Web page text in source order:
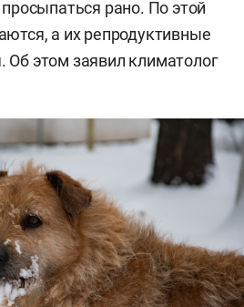
рано. По этой
а их репродуктивные
этом заявил климатолог